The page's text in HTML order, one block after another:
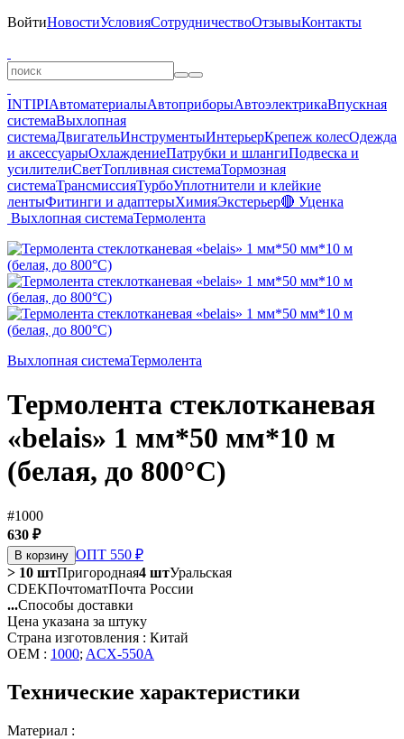
ВойтиНовостиУсловияСотрудничествоОтзывыКонтакты
INTIPIАвтоматериалыАвтоприборыАвтоэлектрикаВпускная
системаВыхлопная
системаДвигательИнструментыИнтерьерКрепеж колесОдежда
и аксессуарыОхлаждениеПатрубки и шлангиПодвеска и
усилителиСветТопливная системаТормозная
системаТрансмиссияТурбоУплотнители и клейкие
лентыФитинги и адаптерыХимияЭкстерьер🔴 Уценка
Выхлопная системаТермолента
Выхлопная системаТермолента
Термолента стеклотканевая
«belais» 1 мм*50 мм*10 м
(белая, до 800°C)
#1000
630 ₽
В корзину ОПТ 550 ₽
> 10 штПригородная4 штУральская
CDEKПочтоматПочта России
...Способы доставки
Цена указана за штуку
Страна изготовления : Китай
OEM : 1000; ACX-550A
Технические характеристики
Материал :